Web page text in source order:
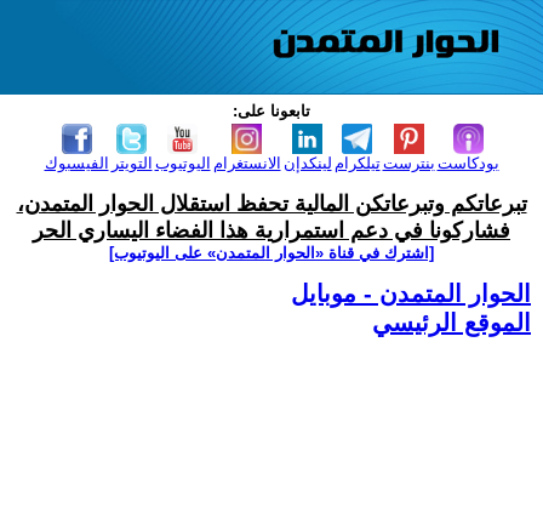
تابعونا على:
الفيسبوك التويتر اليوتيوب الانستغرام لينكدإن تيلكرامبنترست بودكاست
تبرعاتكم وتبرعاتكن المالية تحفظ استقلال الحوار المتمدن،
فشاركونا في دعم استمرارية هذا الفضاء اليساري الحر
[اشترك في قناة ‫«الحوار المتمدن» على اليوتيوب]
الحوار المتمدن - موبايل
الموقع الرئيسي